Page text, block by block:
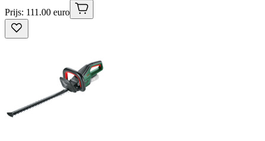
Prijs: 111.00 euro